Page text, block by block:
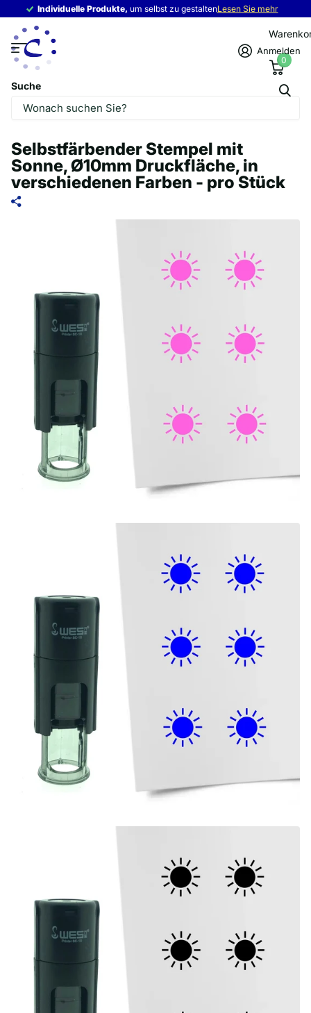
Individuelle Produkte, um selbst zu gestaltenLesen Sie mehr
Individuelle Produkte,
Suche
Anmelden
0
Selbstfärbender Stempel mit
Sonne, Ø10mm Druckfläche, in
verschiedenen Farben - pro Stück